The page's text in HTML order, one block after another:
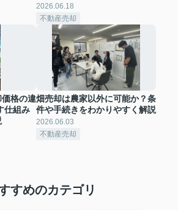
2026.06.18
不動産売却
格の違
仕組み
畑売却は農家以外に可能か？条
件や手続きをわかりやすく解説
2026.06.03
不動産売却
すめのカテゴリ